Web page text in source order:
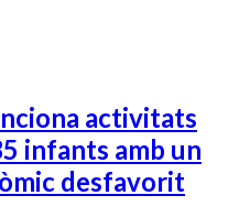
activitats
infants amb un
desfavorit